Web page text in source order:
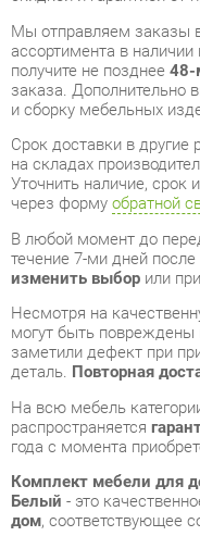
заказа. Дополнительно
и сборку мебельных
Срок доставки в другие
на складах
Уточнить наличие, срок
через формуобратной
В любой момент до
течение 7-ми дней после
изменить выборили
могут быть повреждены
заметили дефект при
деталь.Повторная
На всю мебель
распространяется
года с момента
Комплект мебели для
Белый- это
дом, соответствующее
стандарту.
Надеемся, вы
будем рады, если вы
использования, который
будущим покупателям.